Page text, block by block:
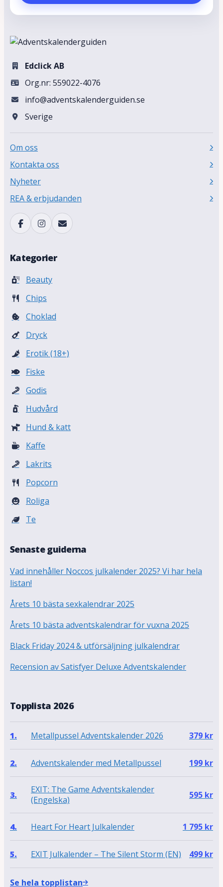
Edclick AB
Org.nr: 559022-4076
info@adventskalenderguiden.se
Sverige
Om oss
Kontakta oss
Nyheter
REA & erbjudanden
Kategorier
Beauty
Chips
Choklad
Dryck
Erotik (18+)
Fiske
Godis
Hudvård
Hund & katt
Kaffe
Lakrits
Popcorn
Roliga
Te
Senaste guiderna
Vad innehåller Noccos julkalender 2025? Vi har hela
listan!
Årets 10 bästa sexkalendrar 2025
Årets 10 bästa adventskalendrar för vuxna 2025
Black Friday 2024 & utförsäljning julkalendrar
Recension av Satisfyer Deluxe Adventskalender
Topplista 2026
1. Metallpussel Adventskalender 2026 379 kr
2. Adventskalender med Metallpussel 199 kr
3.
EXIT: The Game Adventskalender
(Engelska)
595 kr
4. Heart For Heart Julkalender 1 795 kr
5. EXIT Julkalender – The Silent Storm (EN) 499 kr
Se hela topplistan